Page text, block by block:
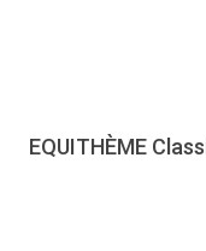
EQUITHÈME